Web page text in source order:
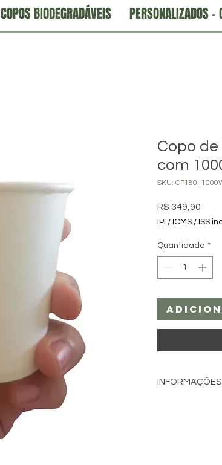
COPOS BIODEGRADÁVEIS PERSONALIZADOS -
Copo de
com
SKU:
R$ 349,90
IPI / ICMS / ISS
Quantidade *